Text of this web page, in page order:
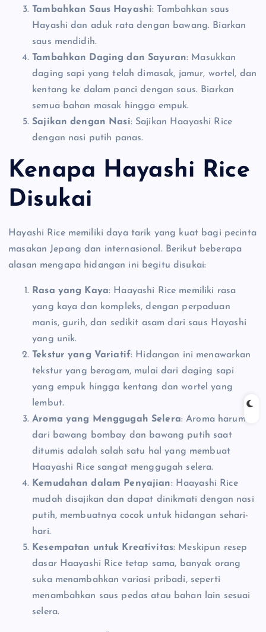
Tambahkan Saus Hayashi: Tambahkan saus
Hayashi dan aduk rata dengan bawang. Biarkan
saus mendidih.
Tambahkan Daging dan Sayuran: Masukkan
daging sapi yang telah dimasak, jamur, wortel, dan
kentang ke dalam panci dengan saus. Biarkan
semua bahan masak hingga empuk.
Sajikan dengan Nasi: Sajikan Haayashi Rice
dengan nasi putih panas.
Kenapa Hayashi Rice
Disukai
Hayashi Rice memiliki daya tarik yang kuat bagi pecinta
masakan Jepang dan internasional. Berikut beberapa
alasan mengapa hidangan ini begitu disukai:
Rasa yang Kaya: Haayashi Rice memiliki rasa
yang kaya dan kompleks, dengan perpaduan
manis, gurih, dan sedikit asam dari saus Hayashi
yang unik.
Tekstur yang Variatif: Hidangan ini menawarkan
tekstur yang beragam, mulai dari daging sapi
yang empuk hingga kentang dan wortel yang
lembut.
Aroma yang Menggugah Selera: Aroma harum
dari bawang bombay dan bawang putih saat
ditumis adalah salah satu hal yang membuat
Haayashi Rice sangat menggugah selera.
Kemudahan dalam Penyajian: Haayashi Rice
mudah disajikan dan dapat dinikmati dengan nasi
putih, membuatnya cocok untuk hidangan sehari-
hari.
Kesempatan untuk Kreativitas: Meskipun resep
dasar Haayashi Rice tetap sama, banyak orang
suka menambahkan variasi pribadi, seperti
menambahkan saus pedas atau bahan lain sesuai
selera.